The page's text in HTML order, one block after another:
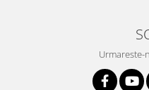
Urmareste-